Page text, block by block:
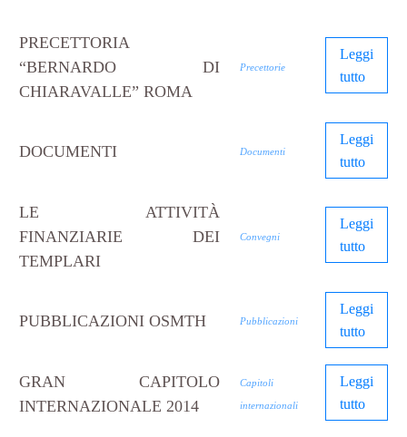
PRECETTORIA
“BERNARDO DI
CHIARAVALLE” ROMA
Precettorie
Leggi
tutto
DOCUMENTI Documenti
Leggi
tutto
LE ATTIVITÀ
FINANZIARIE DEI
TEMPLARI
Convegni
Leggi
tutto
PUBBLICAZIONI OSMTH Pubblicazioni
Leggi
tutto
GRAN CAPITOLO
INTERNAZIONALE 2014
Capitoli
internazionali
Leggi
tutto